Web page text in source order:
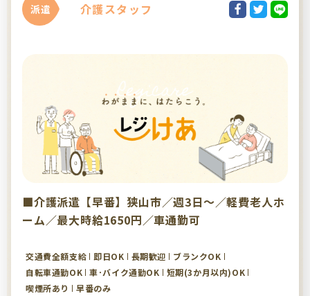
派遣 介護スタッフ
■介護派遣【早番】狭山市／週3日～／軽費老人ホ
ーム／最大時給1650円／車通勤可
交通費全額支給 即日OK 長期歓迎
ブランクOK
自転車通勤OK
車･バイク通勤OK
短期(3か月以内)OK
喫煙所あり
早番のみ